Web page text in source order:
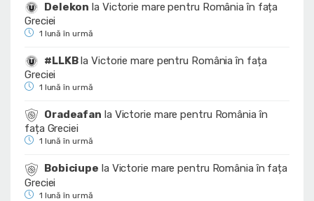
Delekon la Victorie mare pentru România în fața
Greciei
1 lună în urmă
#LLKBlaVictorie mare pentru România în fața
Greciei
1 lună în urmă
Oradeafan la Victorie mare pentru România în
fața Greciei
1 lună în urmă
Bobiciupe la Victorie mare pentru România în fața
Greciei
1 lună în urmă